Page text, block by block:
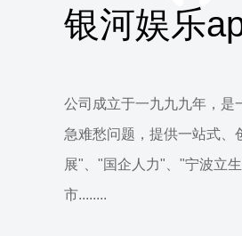
银河娱乐
公司成立于一九九九年，是
急难愁问题，提供一站式、
展"、"国企人力"、"宁波立
市........